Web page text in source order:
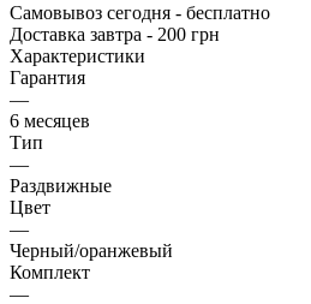
Самовывоз сегодня - бесплатно
Доставка завтра - 200 грн
Характеристики
Гарантия
—
6 месяцев
Тип
—
Раздвижные
Цвет
—
Черный/оранжевый
Комплект
—